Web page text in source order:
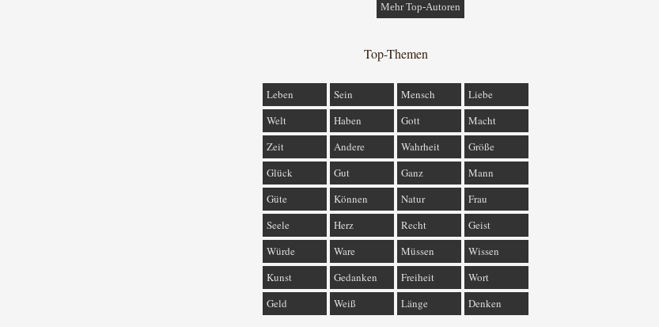
Mehr Top-Autoren
Top-Themen
Leben Sein Mensch
Liebe
Welt
Haben Gott
Macht
Zeit
Andere Wahrheit
Größe
Glück
Gut Ganz
Mann
Güte
Können Natur
Frau
Seele
Herz Recht
Geist
Würde
Ware Müssen
Wissen
Kunst
Gedanken Freiheit
Wort
Geld
Weiß Länge Denken